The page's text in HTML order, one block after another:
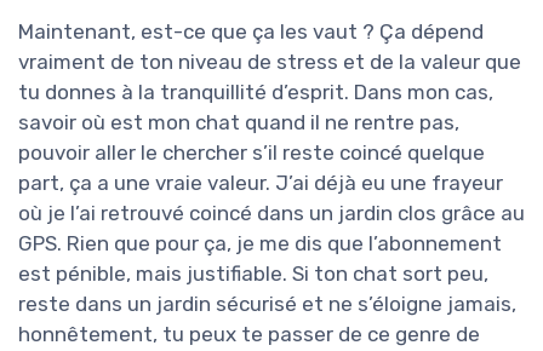
Maintenant, est-ce que ça les vaut ? Ça dépend
vraiment de ton niveau de stress et de la valeur que
tu donnes à la tranquillité d’esprit. Dans mon cas,
savoir où est mon chat quand il ne rentre pas,
pouvoir aller le chercher s’il reste coincé quelque
part, ça a une vraie valeur. J’ai déjà eu une frayeur
où je l’ai retrouvé coincé dans un jardin clos grâce au
GPS. Rien que pour ça, je me dis que l’abonnement
est pénible, mais justifiable. Si ton chat sort peu,
reste dans un jardin sécurisé et ne s’éloigne jamais,
honnêtement, tu peux te passer de ce genre de